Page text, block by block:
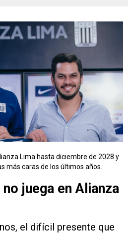
Lima hasta diciembre de 2028 y
más caras de los últimos años.
juega en Alianza
el difícil presente que